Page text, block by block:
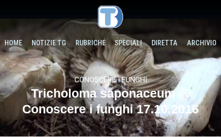
HOME NOTIZIE TG RUBRICHE SPECIALI DIRETTA ARCHIVIO
CONOSCERE I FUNGHI
Tricholoma saponaceum @
Conoscere i funghi 17.10.2016